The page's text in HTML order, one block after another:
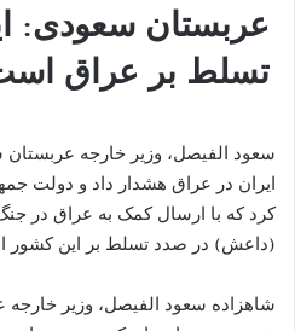
عربستان سعودی:
تسلط بر عراق
سعود الفیصل، وزیر خارجه عربستان
ایران در عراق هشدار داد و دولت
کرد که با ارسال کمک به عراق در
(داعش) در صدد تسلط بر این
شاهزاده سعود الفیصل، وزیر